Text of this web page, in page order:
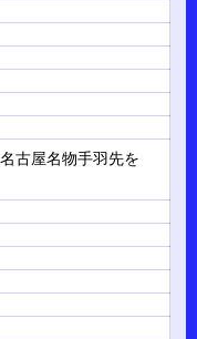
古屋名物手羽先を